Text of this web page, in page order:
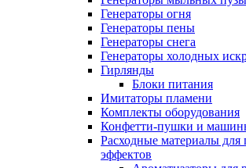
Генераторы огня
Генераторы пены
Генераторы снега
Генераторы холодных
Гирлянды
Блоки питания
Имитаторы пламени
Комплекты оборудования
Конфетти-пушки и
Расходные материалы для
эффектов